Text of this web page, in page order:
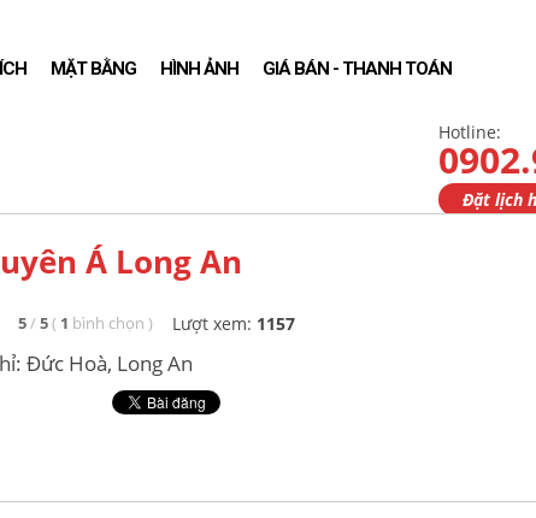
MẶT BẰNG HÌNH ẢNH GIÁ BÁN - THANH TOÁN
Hotline:
Đặt lịch
Á Long An
5 / 5 ( 1 bình chọn ) Lượt xem: 1157
Đức Hoà, Long An